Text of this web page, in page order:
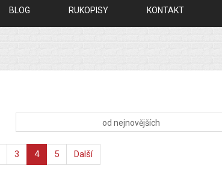
BLOG RUKOPISY KONTAKT
od nejnovějších
3 4 5 Další